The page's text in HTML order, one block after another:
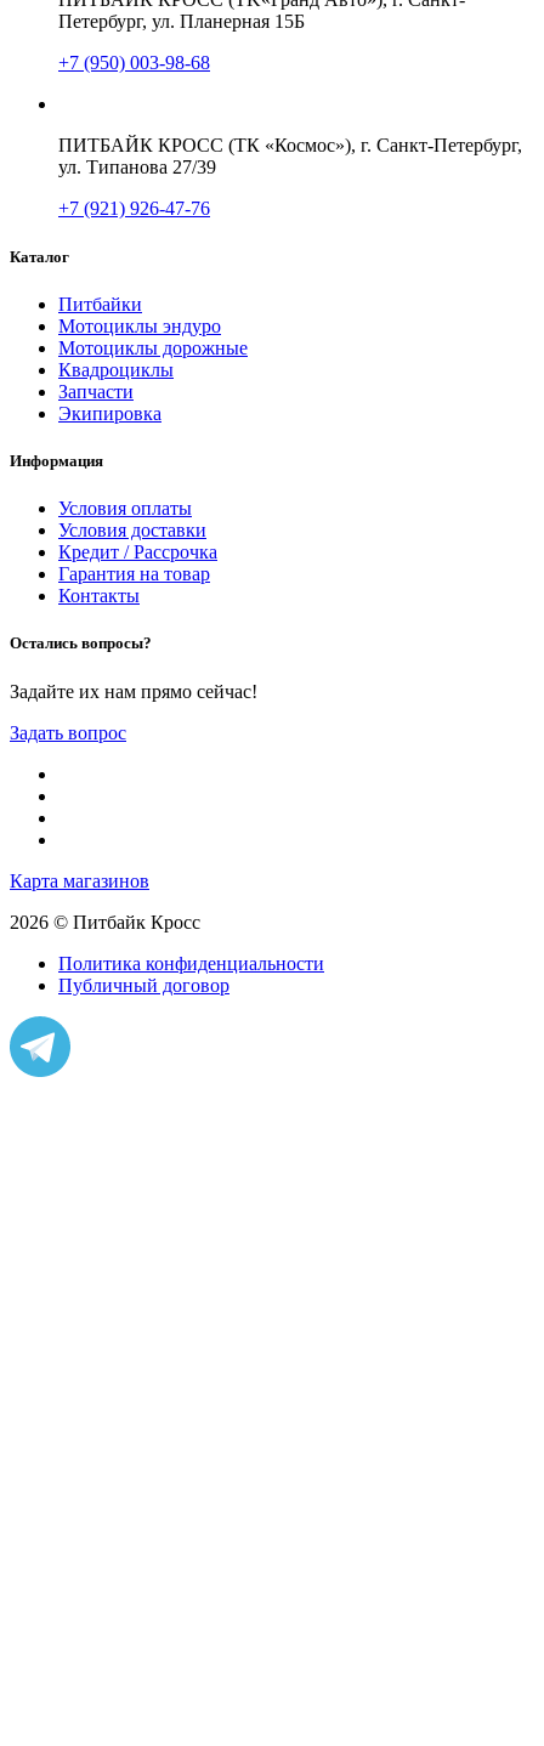
Петербург, ул. Планерная 15Б
+7 (950) 003-98-68
ПИТБАЙК КРОСС (ТК «Космос»), г. Санкт-Петербург,
ул. Типанова 27/39
+7 (921) 926-47-76
Каталог
Питбайки
Мотоциклы эндуро
Мотоциклы дорожные
Квадроциклы
Запчасти
Экипировка
Информация
Условия оплаты
Условия доставки
Кредит / Рассрочка
Гарантия на товар
Контакты
Остались вопросы?
Задайте их нам прямо сейчас!
Задать вопрос
Карта магазинов
2026 © Питбайк Кросс
Политика конфиденциальности
Публичный договор